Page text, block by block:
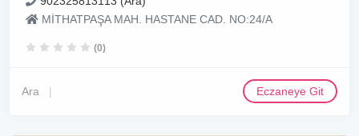
MİTHATPAŞA MAH. HASTANE CAD. NO:24/A
(0)
Ara Eczaneye Git